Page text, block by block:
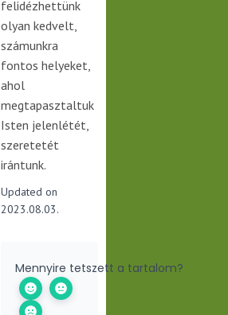
felidézhettünk
olyan kedvelt,
számunkra
fontos helyeket,
ahol
megtapasztaltuk
Isten jelenlétét,
szeretetét
irántunk.
Updated on
2023.08.03.
Mennyire tetszett a tartalom?